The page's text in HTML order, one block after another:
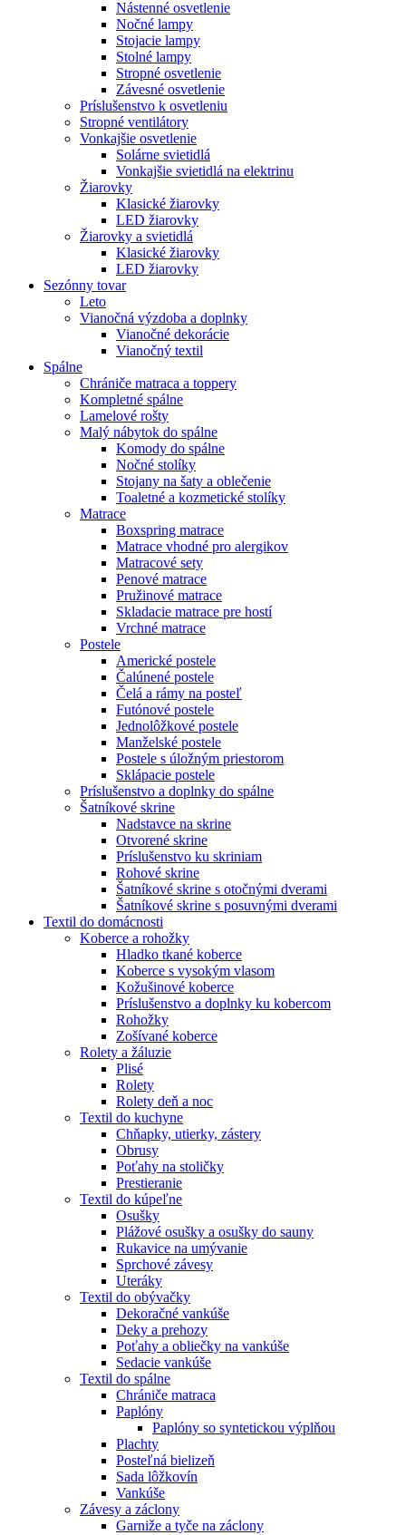
Nástenné osvetlenie
Nočné lampy
Stojacie lampy
Stolné lampy
Stropné osvetlenie
Závesné osvetlenie
Príslušenstvo k osvetleniu
Stropné ventilátory
Vonkajšie osvetlenie
Solárne svietidlá
Vonkajšie svietidlá na elektrinu
Žiarovky
Klasické žiarovky
LED žiarovky
Žiarovky a svietidlá
Klasické žiarovky
LED žiarovky
Sezónny tovar
Leto
Vianočná výzdoba a doplnky
Vianočné dekorácie
Vianočný textil
Spálne
Chrániče matraca a toppery
Kompletné spálne
Lamelové rošty
Malý nábytok do spálne
Komody do spálne
Nočné stolíky
Stojany na šaty a oblečenie
Toaletné a kozmetické stolíky
Matrace
Boxspring matrace
Matrace vhodné pro alergikov
Matracové sety
Penové matrace
Pružinové matrace
Skladacie matrace pre hostí
Vrchné matrace
Postele
Americké postele
Čalúnené postele
Čelá a rámy na posteľ
Futónové postele
Jednolôžkové postele
Manželské postele
Postele s úložným priestorom
Sklápacie postele
Príslušenstvo a doplnky do spálne
Šatníkové skrine
Nadstavce na skrine
Otvorené skrine
Príslušenstvo ku skriniam
Rohové skrine
Šatníkové skrine s otočnými dverami
Šatníkové skrine s posuvnými dverami
Textil do domácnosti
Koberce a rohožky
Hladko tkané koberce
Koberce s vysokým vlasom
Kožušinové koberce
Príslušenstvo a doplnky ku kobercom
Rohožky
Zošívané koberce
Rolety a žáluzie
Plisé
Rolety
Rolety deň a noc
Textil do kuchyne
Chňapky, utierky, zástery
Obrusy
Poťahy na stoličky
Prestieranie
Textil do kúpeľne
Osušky
Plážové osušky a osušky do sauny
Rukavice na umývanie
Sprchové závesy
Uteráky
Textil do obývačky
Dekoračné vankúše
Deky a prehozy
Poťahy a obliečky na vankúše
Sedacie vankúše
Textil do spálne
Chrániče matraca
Paplóny
Paplóny so syntetickou výplňou
Plachty
Posteľná bielizeň
Sada lôžkovín
Vankúše
Závesy a záclony
Garniže a tyče na záclony